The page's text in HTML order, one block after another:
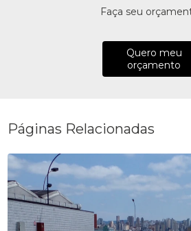
Faça seu
Quero meu
orçamento
Páginas Relacionadas